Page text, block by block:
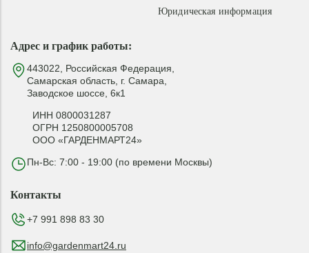
Адрес и график работы:
443022, Российская Федерация,
Самарская область, г. Самара,
Заводское шоссе, 6к1
ИНН 0800031287
ОГРН 1250800005708
ООО «ГАРДЕНМАРТ24»
Пн-Вс: 7:00 - 19:00 (по времени Москвы)
Юридическая информация
Контакты
+7 991 898 83 30
info@gardenmart24.ru